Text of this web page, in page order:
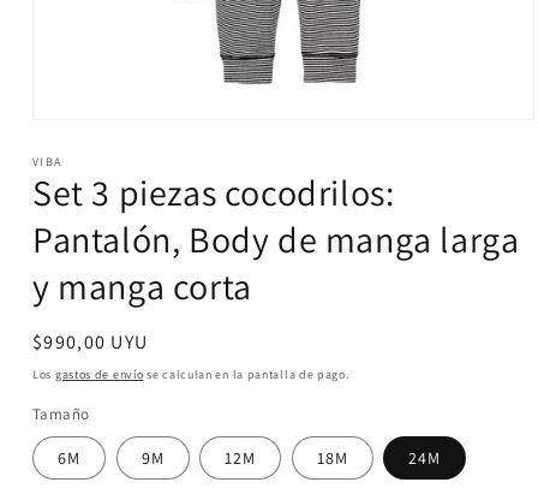
multimedia
1
en
ventana
modal
VIBA
Set 3 piezas cocodrilos:
Pantalón, Body de manga larga
y manga corta
Precio
habitual
$990,00 UYU
Los gastos de envío se calculan en la pantalla de pago.
Tamaño
6M 9M 12M 18M 24M